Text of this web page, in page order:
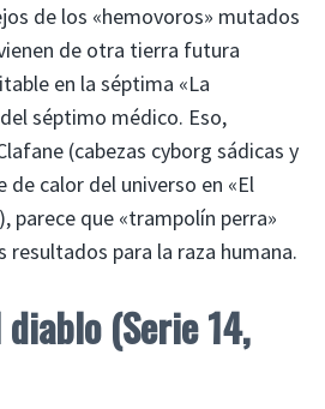
de los «hemovoros» mutados
de otra tierra futura
en la séptima «La
séptimo médico. Eso,
(cabezas cyborg sádicas y
de calor del universo en «El
parece que «trampolín perra»
resultados para la raza humana.
diablo (Serie 14,